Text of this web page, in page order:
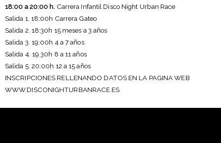
18:00 a 20:00 h. Carrera Infantil Disco Night Urban Race
Salida 1. 18:00h Carrera Gateo
Salida 2. 18:30h 15 meses a 3 años
Salida 3. 19:00h 4 a 7 años
Salida 4. 19.30h 8 a 11 años
Salida 5. 20:00h 12 a 15 años
INSCRIPCIONES RELLENANDO DATOS EN LA PAGINA WEB
WWW.DISCONIGHTURBANRACE.ES